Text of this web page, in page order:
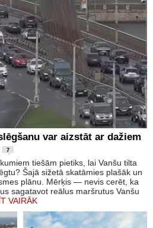
var aizstāt ar dažiem
7
tiešām pietiks, lai Vanšu tilta
Šajā sižetā skatāmies plašāk un
plānu. Mērķis — nevis cerēt, ka
sagatavot reālus maršrutus Vanšu
VAIRĀK